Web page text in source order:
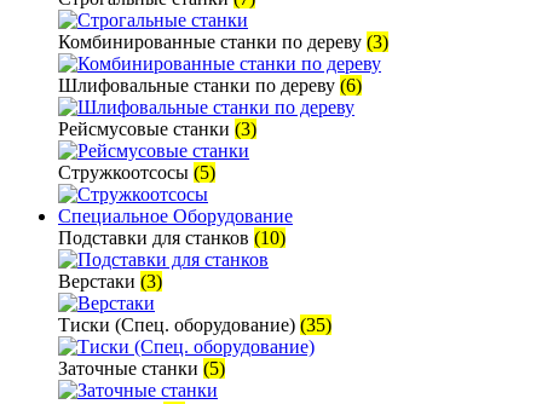
Комбинированные станки по дереву (3)
Шлифовальные станки по дереву (6)
Рейсмусовые станки (3)
Стружкоотсосы (5)
Специальное Оборудование
Подставки для станков (10)
Верстаки (3)
Тиски (Спец. оборудование) (35)
Заточные станки (5)